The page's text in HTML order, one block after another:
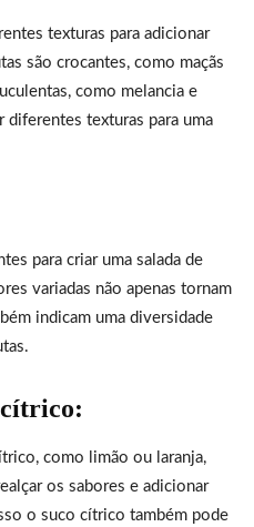
texturas para adicionar
são crocantes, como maçãs
como melancia e
diferentes texturas para uma
para criar uma salada de
variadas não apenas tornam
indicam uma diversidade
como limão ou laranja,
os sabores e adicionar
o suco cítrico também pode